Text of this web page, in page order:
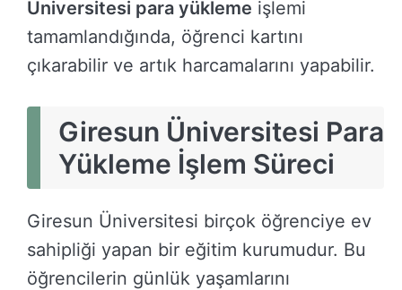
Üniversitesi para yükleme işlemi
tamamlandığında, öğrenci kartını
çıkarabilir ve artık harcamalarını yapabilir.
Giresun Üniversitesi Para
Yükleme İşlem Süreci
Giresun Üniversitesi birçok öğrenciye ev
sahipliği yapan bir eğitim kurumudur. Bu
öğrencilerin günlük yaşamlarını